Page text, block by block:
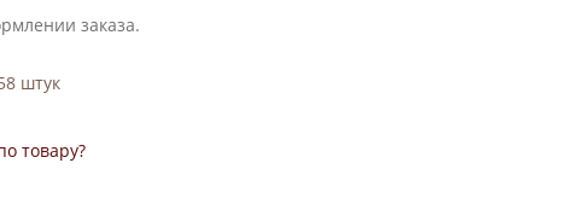
заказа.
штук
товару?